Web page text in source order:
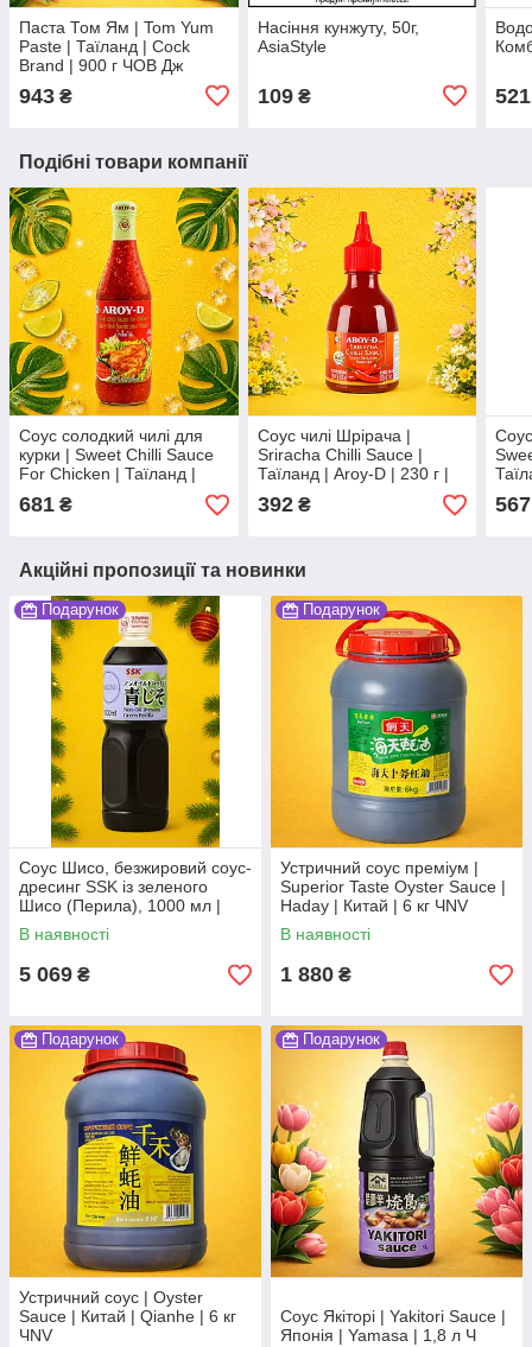
Паста Том Ям | Tom Yum
Paste | Таїланд | Cock
Brand | 900 г ЧОВ Дж
943 ₴
Насіння кунжуту, 50г,
AsiaStyle
109₴ 521
Подібні товари компанії
Соус солодкий чилі для
курки | Sweet Chilli Sauce
For Chicken | Таїланд |
Aroy-D | 920 г ЧХС
681 ₴
Соус чилі Шрірача |
Sriracha Chilli Sauce |
Таїланд | Aroy-D | 230 г |
пікантний баланс ПоSNХС
392₴ 567
Акційні пропозиції та новинки
Подарунок
Соус Шисо, безжировий соус-
дресинг SSK із зеленого
Шисо (Перила), 1000 мл |
Non-Oil Dressing Green Perilla
(Ao-jiso) | SSK | 1л,Ю
В наявності
5 069 ₴
Подарунок
Устричний соус преміум |
Superior Taste Oyster Sauce |
Haday | Китай | 6 кг ЧNV
В наявності
1 880 ₴
Подарунок
Устричний соус | Oyster
Sauce | Китай | Qianhe | 6 кг
ЧNV
Подарунок
Соус Якіторі | Yakitori Sauce |
Японія | Yamasa | 1,8 л Ч